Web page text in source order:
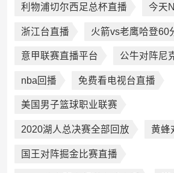
利物浦切尔西足总杯直播 今天
浙江台直播 火箭vs老鹰哈登60
意甲联赛直播平台 公牛对阵尼
nba回播 免费看电视台直播
美国男子篮球职业联赛
2020湖人总决赛全部回放 黄蜂
国王对阵掘金比赛直播